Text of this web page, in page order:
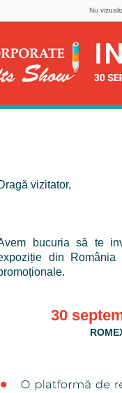
Nu
vizitator,
bucuria să te
din România
30